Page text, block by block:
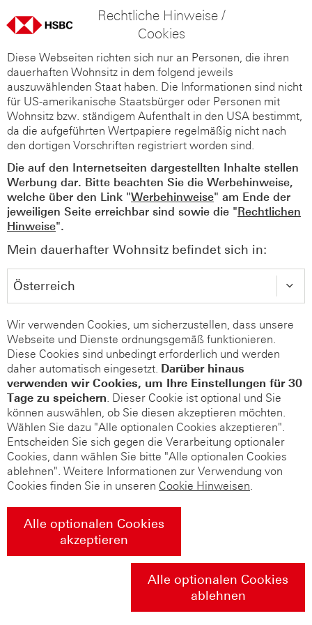
Rechtliche Hinweise /
Cookies
Diese Webseiten richten sich nur an Personen, die ihren
dauerhaften Wohnsitz in dem folgend jeweils
auszuwählenden Staat haben. Die Informationen sind nicht
für US-amerikanische Staatsbürger oder Personen mit
Wohnsitz bzw. ständigem Aufenthalt in den USA bestimmt,
da die aufgeführten Wertpapiere regelmäßig nicht nach
den dortigen Vorschriften registriert worden sind.
Die auf den Internetseiten dargestellten Inhalte stellen
Werbung dar. Bitte beachten Sie die Werbehinweise,
welche über den Link "Werbehinweise" am Ende der
jeweiligen Seite erreichbar sind sowie die "Rechtlichen
Hinweise".
Mein dauerhafter Wohnsitz befindet sich in:
Wir verwenden Cookies, um sicherzustellen, dass unsere
Webseite und Dienste ordnungsgemäß funktionieren.
Diese Cookies sind unbedingt erforderlich und werden
daher automatisch eingesetzt. Darüber hinaus
verwenden wir Cookies, um Ihre Einstellungen für 30
Tage zu speichern. Dieser Cookie ist optional und Sie
können auswählen, ob Sie diesen akzeptieren möchten.
Wählen Sie dazu "Alle optionalen Cookies akzeptieren".
Entscheiden Sie sich gegen die Verarbeitung optionaler
Cookies, dann wählen Sie bitte "Alle optionalen Cookies
ablehnen". Weitere Informationen zur Verwendung von
Cookies finden Sie in unseren Cookie Hinweisen.
Alle optionalen Cookies
akzeptieren
Alle optionalen Cookies
ablehnen